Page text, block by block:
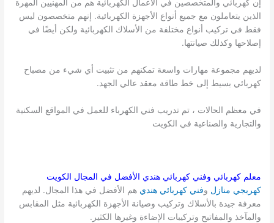
إن كهربائي والمتخصصين في الأعمال الكهربائية هم من المهنيين المهرة
الذين يتعاملون مع جميع أنواع الأجهزة الكهربائية. إنهم متخصصون ليس
فقط في تركيب أنواع مختلفة من الأسلاك الكهربائية ولكن أيضًا في
إصلاحها وكذلك صيانتها.
لديهم مجموعة مهارات واسعة تمكنهم من تثبيت أي شيء من مصباح
كهربائي بسيط إلى خط طاقة معقد عالي الجهد.
في معظم الحالات ، تم تدريب فني الكهرباء للعمل في المواقع السكنية
والتجارية والصناعية في الكويت
معلم كهربائي وفني كهربائي هندي الأفضل في المجال الكويت
كهربجي منازل وفني كهربائي هندي هم الأفضل في هذا المجال. لديهم
معرفة جيدة بالأسلاك وتركيب وصيانة الأجهزة الكهربائية مثل المقابس
والمآخذ والمفاتيح وتركيبات الإضاءة وغيرها الكثير.